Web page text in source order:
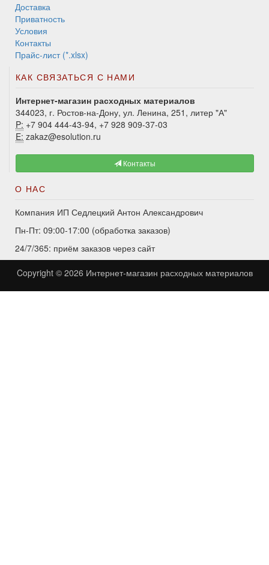
Доставка
Приватность
Условия
Контакты
Прайс-лист (*.xlsx)
КАК СВЯЗАТЬСЯ С НАМИ
Интернет-магазин расходных материалов
344023, г. Ростов-на-Дону, ул. Ленина, 251, литер "А"
P: +7 904 444-43-94, +7 928 909-37-03
E: zakaz@esolution.ru
Контакты
О НАС
Компания ИП Седлецкий Антон Александрович
Пн-Пт: 09:00-17:00 (обработка заказов)
24/7/365: приём заказов через сайт
Copyright © 2026 Интернет-магазин расходных материалов